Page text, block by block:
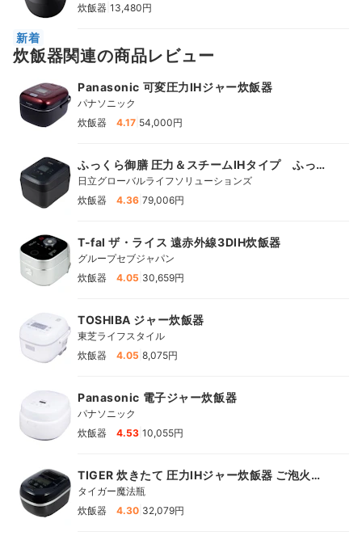
炊飯器 13,480円
新着
炊飯器関連の商品レビュー
Panasonic 可変圧力IHジャー炊飯器
パナソニック
炊飯器
4.17 54,000円
ふっくら御膳 圧力＆スチームIHタイプ ふっく
ら御膳
日立グローバルライフソリューションズ
炊飯器
4.36 79,006円
T-fal ザ・ライス 遠赤外線3DIH炊飯器
グループセブジャパン
炊飯器
4.05 30,659円
TOSHIBA ジャー炊飯器
東芝ライフスタイル
炊飯器
4.05 8,075円
Panasonic 電子ジャー炊飯器
パナソニック
炊飯器
4.53 10,055円
TIGER 炊きたて 圧力IHジャー炊飯器 ご泡火炊
き
タイガー魔法瓶
炊飯器
4.30 32,079円